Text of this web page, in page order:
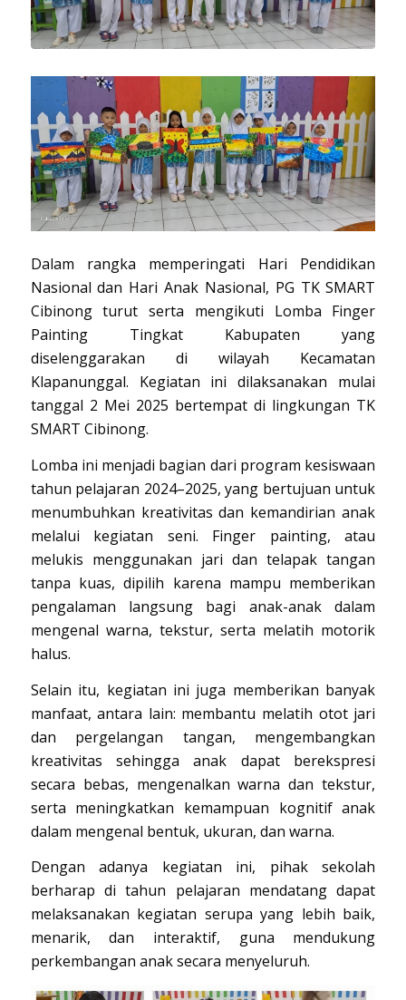
Dalam rangka memperingati Hari Pendidikan
Nasional dan Hari Anak Nasional, PG TK SMART
Cibinong turut serta mengikuti Lomba Finger
Painting Tingkat Kabupaten yang
diselenggarakan di wilayah Kecamatan
Klapanunggal. Kegiatan ini dilaksanakan mulai
tanggal 2 Mei 2025 bertempat di lingkungan TK
SMART Cibinong.
Lomba ini menjadi bagian dari program kesiswaan
tahun pelajaran 2024–2025, yang bertujuan untuk
menumbuhkan kreativitas dan kemandirian anak
melalui kegiatan seni. Finger painting, atau
melukis menggunakan jari dan telapak tangan
tanpa kuas, dipilih karena mampu memberikan
pengalaman langsung bagi anak-anak dalam
mengenal warna, tekstur, serta melatih motorik
halus.
Selain itu, kegiatan ini juga memberikan banyak
manfaat, antara lain: membantu melatih otot jari
dan pergelangan tangan, mengembangkan
kreativitas sehingga anak dapat berekspresi
secara bebas, mengenalkan warna dan tekstur,
serta meningkatkan kemampuan kognitif anak
dalam mengenal bentuk, ukuran, dan warna.
Dengan adanya kegiatan ini, pihak sekolah
berharap di tahun pelajaran mendatang dapat
melaksanakan kegiatan serupa yang lebih baik,
menarik, dan interaktif, guna mendukung
perkembangan anak secara menyeluruh.